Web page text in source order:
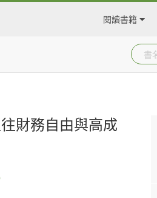
閱讀書籍
財務自由與高成